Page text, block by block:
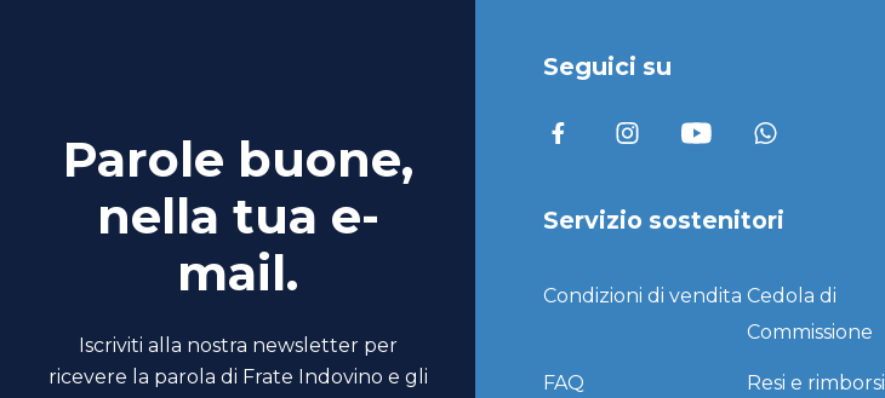
Parole buone,
nella tua e-
mail.
Iscriviti alla nostra newsletter per
ricevere la parola di Frate Indovino e gli
Seguici su
Servizio sostenitori
Condizioni di vendita Cedola di
Commissione
FAQ Resi e rimborsi